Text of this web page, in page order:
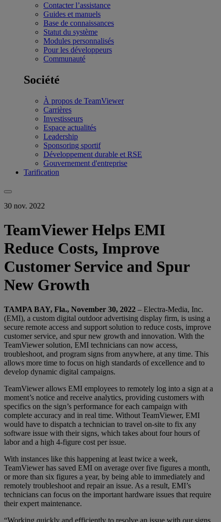
Contacter l’assistance
Guides et manuels
Base de connaissances
Statut du système
Modules personnalisés
Pour les développeurs
Communauté
Société
À propos de TeamViewer
Carrières
Investisseurs
Espace actualités
Leadership
Sponsoring sportif
Développement durable et RSE
Gouvernement d'entreprise
Tarification
30 nov. 2022
TeamViewer Helps EMI
Reduce Costs, Improve
Customer Service and Spur
New Growth
TAMPA BAY, Fla., November 30, 2022 – Electra-Media, Inc.
(EMI), a custom digital outdoor advertising display firm, is using a
secure remote access and support solution to reduce costs, improve
customer service, and spur new growth and innovation. With the
TeamViewer solution, EMI technicians can now access,
troubleshoot, and program signs from anywhere, at any time. This
allows more time to focus on high standards of excellence and to
develop dynamic digital campaigns.
TeamViewer allows EMI employees to remotely log into a sign at a
moment’s notice and receive analytics, providing customers with
specifics on the sign’s performance for each campaign with
complete accuracy and in real time. Without TeamViewer, EMI
would have to dispatch a technician to travel on-site to fix any
software issue with their signs, which takes about four hours of
labor and a high 4-figure cost per issue.
With instances like this happening at least twice a week,
TeamViewer has saved EMI on average over five figures a month,
or more than six figures a year, by being able to immediately and
remotely troubleshoot and repair an issue. As a result, EMI’s
technicians can focus on the important hardware issues that require
their expert maintenance.
“Working quickly and efficiently to resolve an issue with our signs